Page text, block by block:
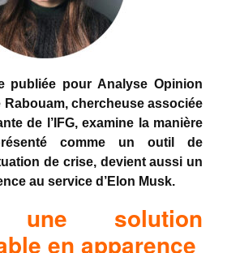
publiée pour Analyse Opinion
Rabouam, chercheuse associée
de l’IFG, examine la manière
comme un outil de
de crise, devient aussi un
au service d’Elon Musk.
une solution
en apparence